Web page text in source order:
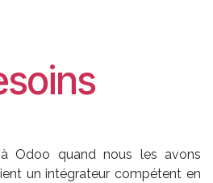
Odoo quand nous les avons
un intégrateur compétent en